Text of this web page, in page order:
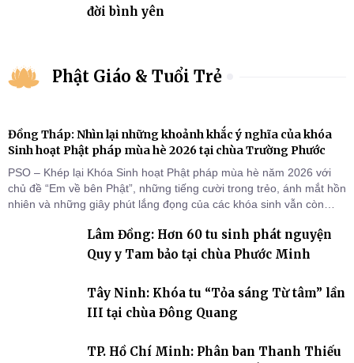
đời bình yên
Phật Giáo & Tuổi Trẻ
Đồng Tháp: Nhìn lại những khoảnh khắc ý nghĩa của khóa
Sinh hoạt Phật pháp mùa hè 2026 tại chùa Trường Phước
PSO – Khép lại Khóa Sinh hoạt Phật pháp mùa hè năm 2026 với
chủ đề “Em về bên Phật”, những tiếng cười trong trẻo, ánh mắt hồn
nhiên và những giây phút lắng đọng của các khóa sinh vẫn còn
Tháp). Những tuần tu học ngắn ngủi nhưng đã trở thành hành
trang quý báu, gieo những hạt giống thiện l
Lâm Đồng: Hơn 60 tu sinh phát nguyện
Quy y Tam bảo tại chùa Phước Minh
Tây Ninh: Khóa tu “Tỏa sáng Từ tâm” lần
III tại chùa Đông Quang
TP. Hồ Chí Minh: Phân ban Thanh Thiếu